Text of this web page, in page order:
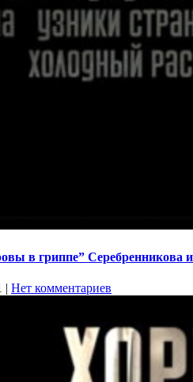
в гриппе” Серебренникова
| Нет комментариев